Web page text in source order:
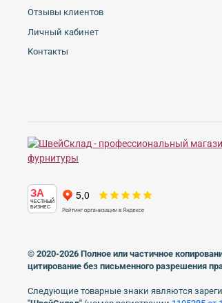
Отзывы клиентов
Личный кабинет
Контакты
ЗА
ЧЕСТНЫЙ
БИЗНЕС
© 2020-2026 Полное или частичное
цитирование без письменного разрешения
Следующие товарные знаки являются